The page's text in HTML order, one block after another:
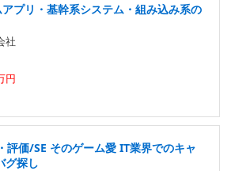
プリ・基幹系システム・組み込み系の
社
円
評価/SE そのゲーム愛 IT業界でのキャ
グ探し